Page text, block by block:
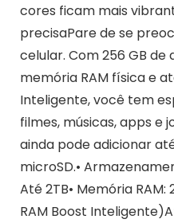
cores ficam mais
precisaPare de se
celular. Com 256 GB
memória RAM física e
Inteligente, você tem
filmes, músicas, apps e
ainda pode adicionar
microSD.•
Até 2TB• Memória RAM:
RAM Boost